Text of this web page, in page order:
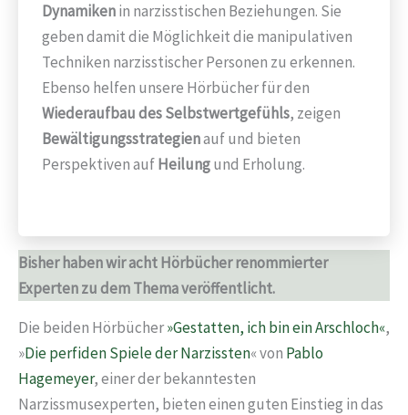
Dynamikenin narzisstischen Beziehungen. Sie
geben damit die Möglichkeit die manipulativen
Techniken narzisstischer Personen zu erkennen.
Ebenso helfen unsere Hörbücher für den
Wiederaufbau des Selbstwertgefühls, zeigen
Bewältigungsstrategienauf und bieten
Perspektiven aufHeilungund Erholung.
Bisher haben wir acht Hörbücher renommierter
Experten zu dem Thema veröffentlicht.
Die beiden Hörbücher»Gestatten, ich bin ein Arschloch«,
»Die perfiden Spiele der Narzissten« von Pablo
Hagemeyer, einer der bekanntesten
Narzissmusexperten, bieten einen guten Einstieg in das